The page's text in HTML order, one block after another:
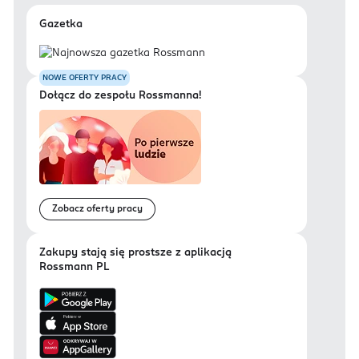
Gazetka
NOWE OFERTY PRACY
Dołącz do zespołu Rossmanna!
Zobacz oferty pracy
Zakupy stają się prostsze z aplikacją
Rossmann PL